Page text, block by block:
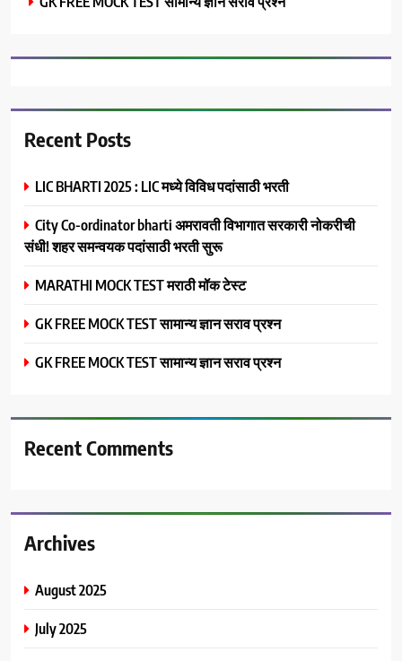
Recent Posts
LIC BHARTI 2025 : LIC मध्ये विविध पदांसाठी भरती
City Co-ordinator bharti अमरावती विभागात सरकारी नोकरीची
संधी! शहर समन्वयक पदांसाठी भरती सुरू
MARATHI MOCK TEST मराठी मॉक टेस्ट
GK FREE MOCK TEST सामान्य ज्ञान सराव प्रश्न
GK FREE MOCK TEST सामान्य ज्ञान सराव प्रश्न
Recent Comments
Archives
August 2025
July 2025